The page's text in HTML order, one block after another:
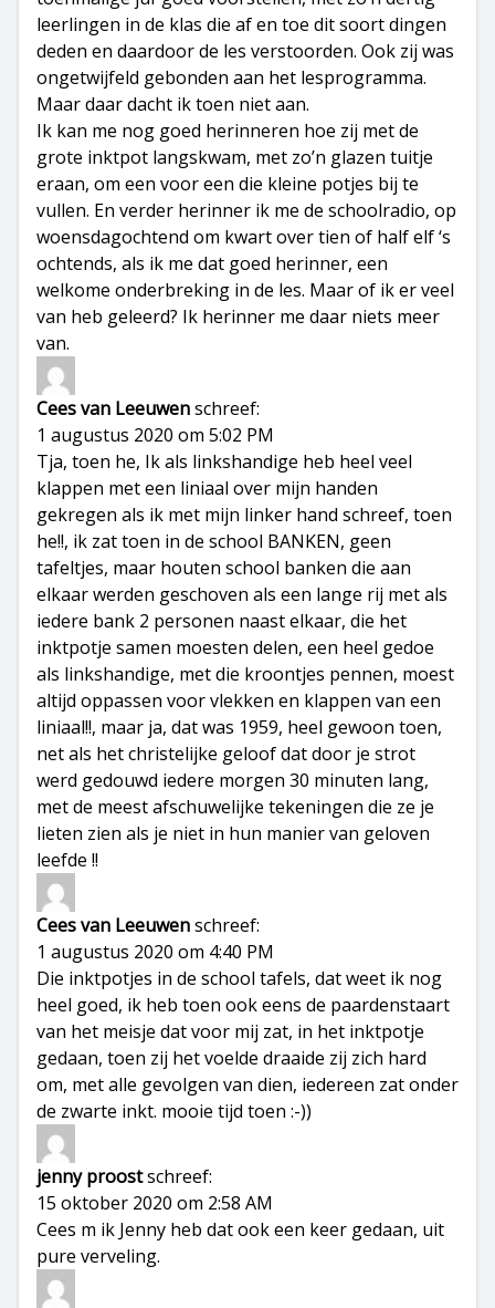
leerlingen in de klas die af en toe dit soort dingen
deden en daardoor de les verstoorden. Ook zij was
ongetwijfeld gebonden aan het lesprogramma.
Maar daar dacht ik toen niet aan.
Ik kan me nog goed herinneren hoe zij met de
grote inktpot langskwam, met zo’n glazen tuitje
eraan, om een voor een die kleine potjes bij te
vullen. En verder herinner ik me de schoolradio, op
woensdagochtend om kwart over tien of half elf ‘s
ochtends, als ik me dat goed herinner, een
welkome onderbreking in de les. Maar of ik er veel
van heb geleerd? Ik herinner me daar niets meer
van.
Cees van Leeuwenschreef:
1 augustus 2020 om 5:02 PM
Tja, toen he, Ik als linkshandige heb heel veel
klappen met een liniaal over mijn handen
gekregen als ik met mijn linker hand schreef, toen
he!!, ik zat toen in de school BANKEN, geen
tafeltjes, maar houten school banken die aan
elkaar werden geschoven als een lange rij met als
iedere bank 2 personen naast elkaar, die het
inktpotje samen moesten delen, een heel gedoe
als linkshandige, met die kroontjes pennen, moest
altijd oppassen voor vlekken en klappen van een
liniaal!!, maar ja, dat was 1959, heel gewoon toen,
net als het christelijke geloof dat door je strot
werd gedouwd iedere morgen 30 minuten lang,
met de meest afschuwelijke tekeningen die ze je
lieten zien als je niet in hun manier van geloven
leefde !!
Cees van Leeuwenschreef:
1 augustus 2020 om 4:40 PM
Die inktpotjes in de school tafels, dat weet ik nog
heel goed, ik heb toen ook eens de paardenstaart
van het meisje dat voor mij zat, in het inktpotje
gedaan, toen zij het voelde draaide zij zich hard
om, met alle gevolgen van dien, iedereen zat onder
de zwarte inkt. mooie tijd toen :-))
jenny proostschreef:
15 oktober 2020 om 2:58 AM
Cees m ik Jenny heb dat ook een keer gedaan, uit
pure verveling.